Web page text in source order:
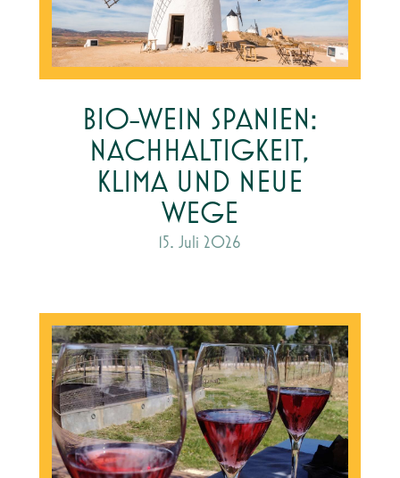
BIO-WEIN SPANIEN:
NACHHALTIGKEIT,
KLIMA UND NEUE
WEGE
15. Juli 2026